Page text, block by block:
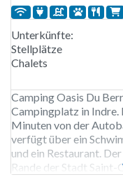
Unterkünfte:
Stellplätze
Chalets
Camping Oasis Du
Campingplatz in
Minuten von der
verfügt über ein
und ein Restaurant.
Rande der Stadt